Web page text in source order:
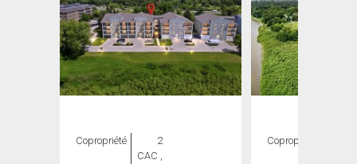
Copropriété
2
CAC ,
Copropriété